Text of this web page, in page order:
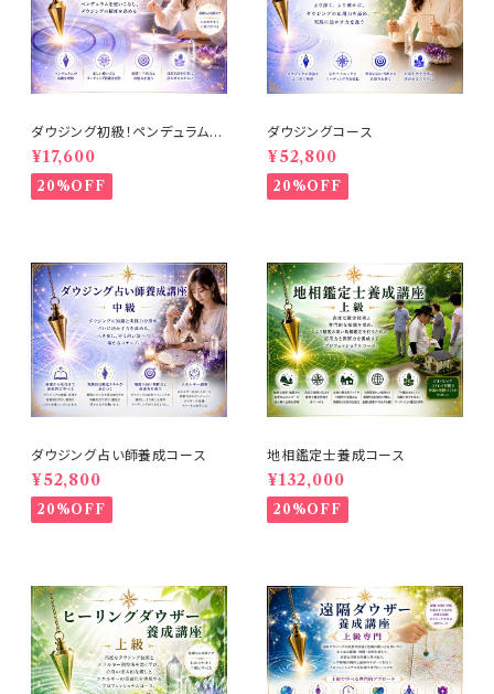
ダウジング初級！ペンデュラム講
座
¥17,600
20%OFF
ダウジングコース
¥52,800
20%OFF
ダウジング占い師養成コース
¥52,800
20%OFF
地相鑑定士養成コース
¥132,000
20%OFF